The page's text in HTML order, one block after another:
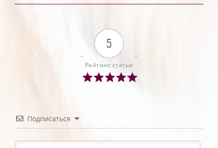
5
Рейтинг статьи
Подписаться